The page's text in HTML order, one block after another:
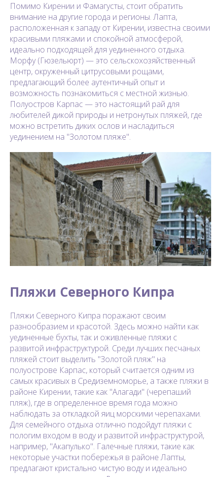
Помимо Кирении и Фамагусты, стоит обратить
внимание на другие города и регионы. Лапта,
расположенная к западу от Кирении, известна своими
красивыми пляжами и спокойной атмосферой,
идеально подходящей для уединенного отдыха.
Морфу (Гюзельюрт) — это сельскохозяйственный
центр, окруженный цитрусовыми рощами,
предлагающий более аутентичный опыт и
возможность познакомиться с местной жизнью.
Полуостров Карпас — это настоящий рай для
любителей дикой природы и нетронутых пляжей, где
можно встретить диких ослов и насладиться
уединением на "Золотом пляже".
Пляжи Северного Кипра
Пляжи Северного Кипра поражают своим
разнообразием и красотой. Здесь можно найти как
уединенные бухты, так и оживленные пляжи с
развитой инфраструктурой. Среди лучших песчаных
пляжей стоит выделить "Золотой пляж" на
полуострове Карпас, который считается одним из
самых красивых в Средиземноморье, а также пляжи в
районе Кирении, такие как "Алагади" (черепаший
пляж), где в определенное время года можно
наблюдать за откладкой яиц морскими черепахами.
Для семейного отдыха отлично подойдут пляжи с
пологим входом в воду и развитой инфраструктурой,
например, "Акапулько". Галечные пляжи, такие как
некоторые участки побережья в районе Лапты,
предлагают кристально чистую воду и идеально